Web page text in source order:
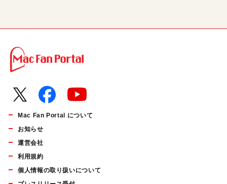
Mac Fan Portal について
お知らせ
運営会社
利用規約
個人情報の取り扱いについて